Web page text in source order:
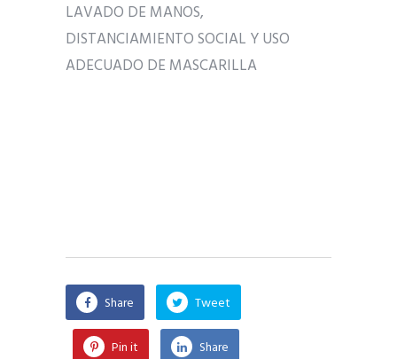
LAVADO DE MANOS,
DISTANCIAMIENTO SOCIAL Y USO
ADECUADO DE MASCARILLA
Share Tweet
Pin it Share